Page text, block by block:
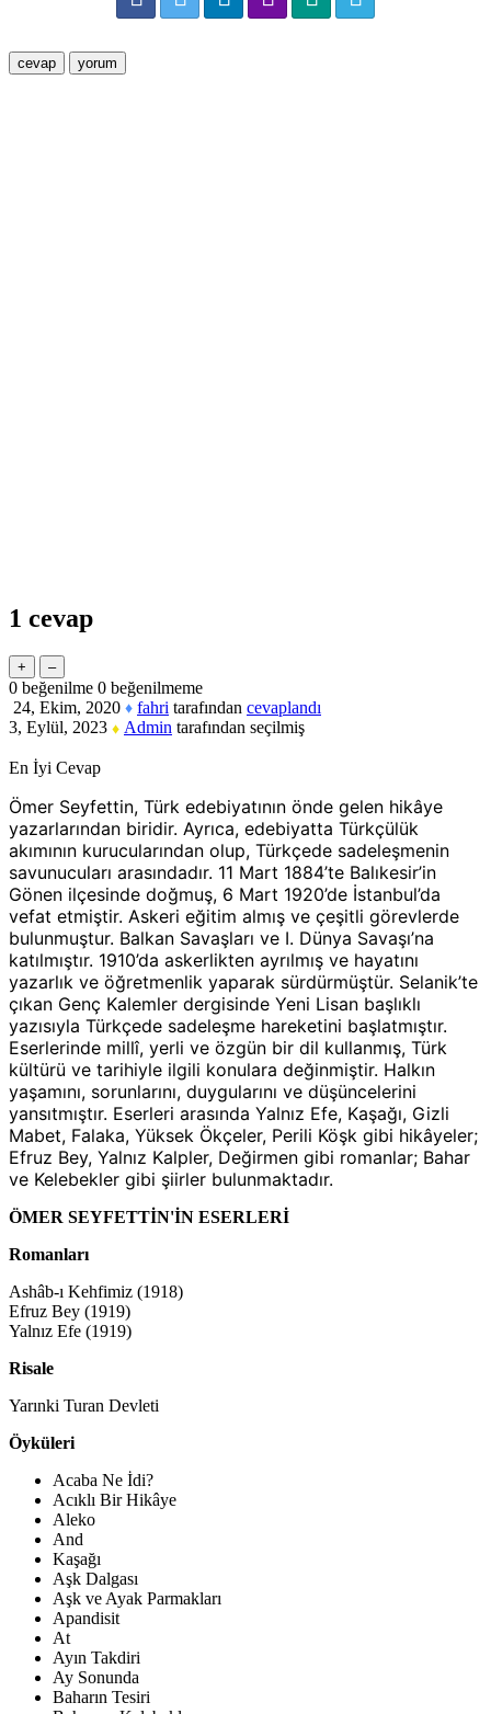
1 cevap
0 beğenilme 0 beğenilmeme
24, Ekim, 2020 ♦ fahri tarafından cevaplandı
3, Eylül, 2023 ♦ Admin tarafından seçilmiş
En İyi Cevap
Ömer Seyfettin, Türk edebiyatının önde gelen hikâye
yazarlarından biridir. Ayrıca, edebiyatta Türkçülük
akımının kurucularından olup, Türkçede sadeleşmenin
savunucuları arasındadır. 11 Mart 1884’te Balıkesir’in
Gönen ilçesinde doğmuş, 6 Mart 1920’de İstanbul’da
vefat etmiştir. Askeri eğitim almış ve çeşitli görevlerde
bulunmuştur. Balkan Savaşları ve I. Dünya Savaşı’na
katılmıştır. 1910’da askerlikten ayrılmış ve hayatını
yazarlık ve öğretmenlik yaparak sürdürmüştür. Selanik’te
çıkan Genç Kalemler dergisinde Yeni Lisan başlıklı
yazısıyla Türkçede sadeleşme hareketini başlatmıştır.
Eserlerinde millî, yerli ve özgün bir dil kullanmış, Türk
kültürü ve tarihiyle ilgili konulara değinmiştir. Halkın
yaşamını, sorunlarını, duygularını ve düşüncelerini
yansıtmıştır. Eserleri arasında Yalnız Efe, Kaşağı, Gizli
Mabet, Falaka, Yüksek Ökçeler, Perili Köşk gibi hikâyeler;
Efruz Bey, Yalnız Kalpler, Değirmen gibi romanlar; Bahar
ve Kelebekler gibi şiirler bulunmaktadır.
ÖMER SEYFETTİN'İN ESERLERİ
Romanları
Ashâb-ı Kehfimiz (1918)
Efruz Bey (1919)
Yalnız Efe (1919)
Risale
Yarınki Turan Devleti
Öyküleri
Acaba Ne İdi?
Acıklı Bir Hikâye
Aleko
And
Kaşağı
Aşk Dalgası
Aşk ve Ayak Parmakları
Apandisit
At
Ayın Takdiri
Ay Sonunda
Baharın Tesiri